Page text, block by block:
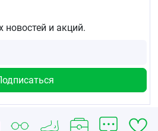
новостей и акций.